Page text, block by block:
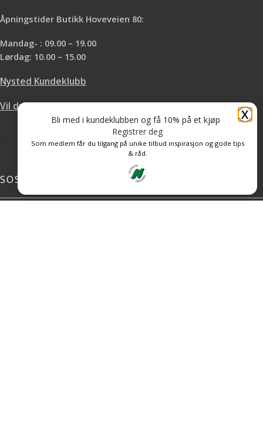
Åpningstider Butikk Hoveveien 80:
Mandag- : 09.00 – 19.00
Lørdag: 10.00 – 15.00
Nysted Kundeklubb
Vil du leie hos oss?
SOSIALE MEDIER
X
Bli med i kundeklubben og få 10% på et kjøp
Registrer deg
Som medlem får du tilgang på unike tilbud inspirasjon og gode tips
& råd.